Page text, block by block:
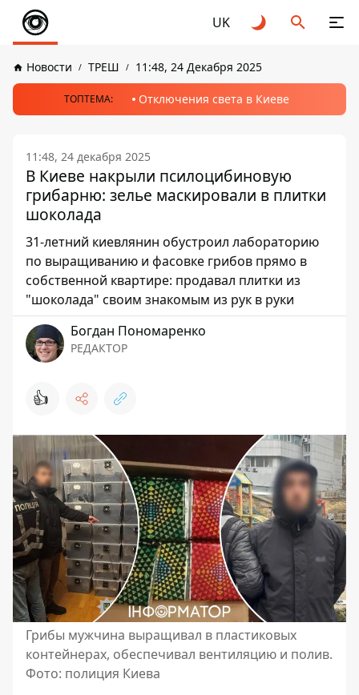
UK
Новости ТРЕШ 11:48, 24 Декабря 2025
ТОПТЕМА: Отключения света в Киеве
11:48, 24 декабря 2025
В Киеве накрыли псилоцибиновую
грибарню: зелье маскировали в плитки
шоколада
31-летний киевлянин обустроил лабораторию
по выращиванию и фасовке грибов прямо в
собственной квартире: продавал плитки из
"шоколада" своим знакомым из рук в руки
Богдан Пономаренко
РЕДАКТОР
👍
Грибы мужчина выращивал в пластиковых
контейнерах, обеспечивал вентиляцию и полив.
Фото: полиция Киева